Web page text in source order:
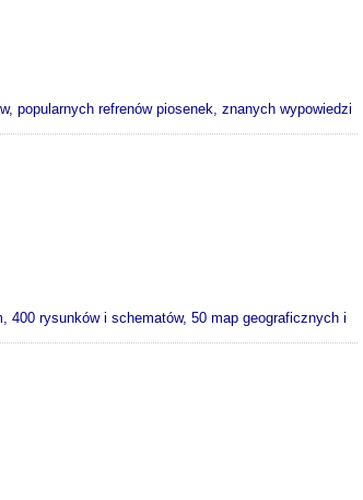
popularnych refrenów piosenek, znanych wypowiedzi
400 rysunków i schematów, 50 map geograficznych i